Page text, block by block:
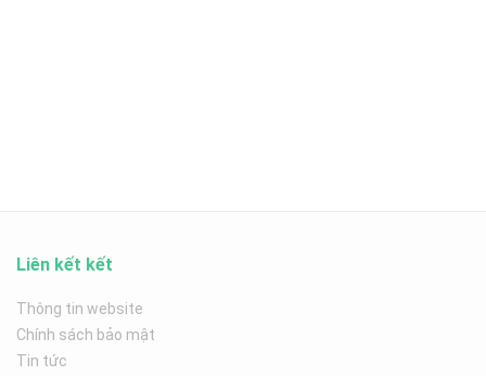
Liên kết kết
Thông tin website
Chính sách bảo mật
Tin tức